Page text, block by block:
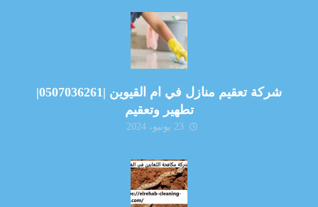
شركة تعقيم منازل في ام القيوين |0507036261|
تطهير وتعقيم
23 يونيو، 2024